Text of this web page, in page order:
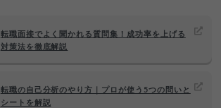
転職面接でよく聞かれる質問集！成功率を上げる
対策法を徹底解説
転職の自己分析のやり方｜プロが使う5つの問いと
シートを解説